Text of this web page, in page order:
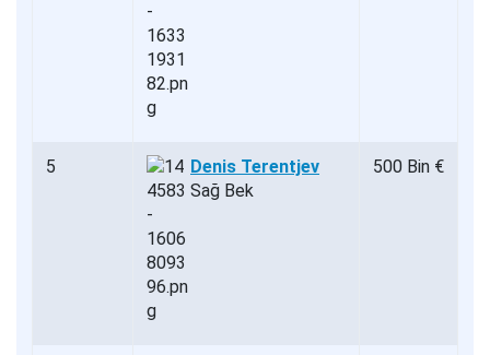
5
Denis Terentjev
Sağ Bek
500 Bin €